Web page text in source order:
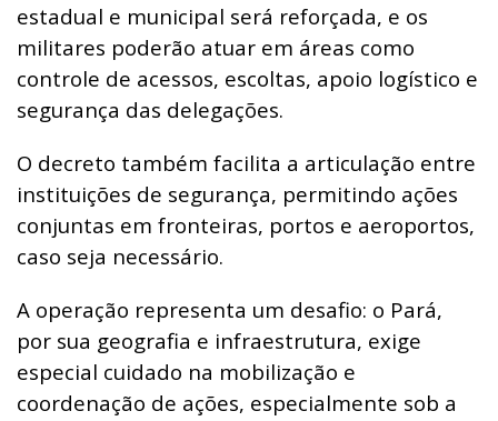
estadual e municipal será reforçada, e os
militares poderão atuar em áreas como
controle de acessos, escoltas, apoio logístico e
segurança das delegações.
O decreto também facilita a articulação entre
instituições de segurança, permitindo ações
conjuntas em fronteiras, portos e aeroportos,
caso seja necessário.
A operação representa um desafio: o Pará,
por sua geografia e infraestrutura, exige
especial cuidado na mobilização e
coordenação de ações, especialmente sob a